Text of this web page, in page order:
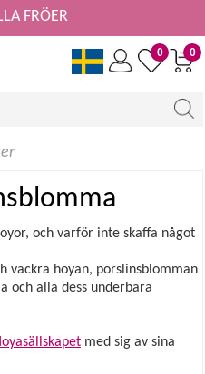
0
0
FRÖER
och varför inte skaffa något
vackra hoyan, porslinsblomman
och alla dess underbara
med sig av sina